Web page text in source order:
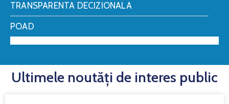
TRANSPARENTA DECIZIONALA
POAD
Ultimele noutăți de interes public